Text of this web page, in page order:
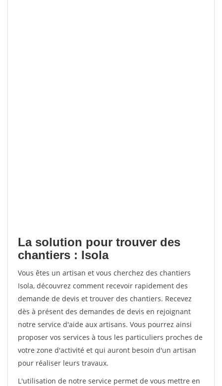
La solution pour trouver des
chantiers : Isola
Vous êtes un artisan et vous cherchez des chantiers
Isola, découvrez comment recevoir rapidement des
demande de devis et trouver des chantiers. Recevez
dès à présent des demandes de devis en rejoignant
notre service d'aide aux artisans. Vous pourrez ainsi
proposer vos services à tous les particuliers proches de
votre zone d'activité et qui auront besoin d'un artisan
pour réaliser leurs travaux.
L'utilisation de notre service permet de vous mettre en